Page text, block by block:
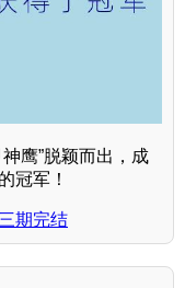
鹰”脱颖而出，成
冠军！
期完结